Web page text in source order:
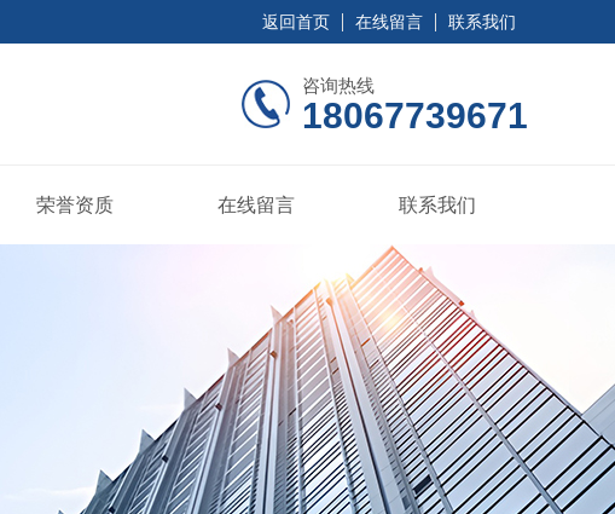
返回首页 在线留言 联系我们
咨询热线
18067739671
荣誉资质 在线留言 联系我们